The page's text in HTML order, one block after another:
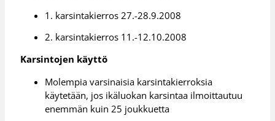
1. karsintakierros 27.-28.9.2008
2. karsintakierros 11.-12.10.2008
Karsintojen käyttö
Molempia varsinaisia karsintakierroksia
käytetään, jos ikäluokan karsintaa ilmoittautuu
enemmän kuin 25 joukkuetta